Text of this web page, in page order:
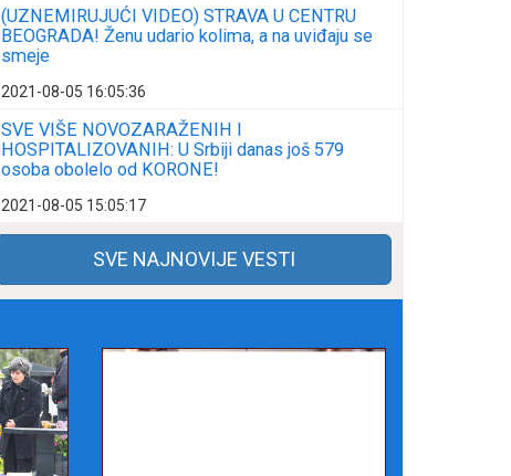
(UZNEMIRUJUĆI VIDEO) STRAVA U CENTRU
BEOGRADA! Ženu udario kolima, a na uviđaju se
smeje
2021-08-05 16:05:36
SVE VIŠE NOVOZARAŽENIH I
HOSPITALIZOVANIH: U Srbiji danas još 579
osoba obolelo od KORONE!
2021-08-05 15:05:17
SVE NAJNOVIJE VESTI